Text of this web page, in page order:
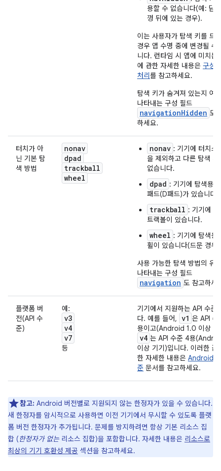
용할 수 없습니다(예: 닫
껑 뒤에 있는 경우).
이는 사용자가 탐색 키를 드
경우 앱 수명 중에 변경될 수
니다. 런타임 시 앱에 미치는
에 관한 자세한 내용은 구성
처리를 참고하세요.
탐색 키가 숨겨져 있는지 여
나타내는 구성 필드
navigationHidden 도
하세요.
터치가 아
닌 기본 탐
색 방법
nonav
dpad
trackball
wheel
nonav : 기기에 터치스
을 제외하고 다른 탐색 기
없습니다.
dpad : 기기에 탐색용
패드(D패드)가 있습니다.
trackball : 기기에
트랙볼이 있습니다.
wheel : 기기에 탐색용
휠이 있습니다(드문 경우
사용 가능한 탐색 방법의 유
나타내는 구성 필드
navigation 도 참고하세
플랫폼 버
전(API 수
준)
예:
v3
v4
v7
등
기기에서 지원하는 API 수준
다. 예를 들어, v1 은 API 수
용이고(Android 1.0 이상 기
v4 는 API 수준 4용
이상 기기)입니다. 이러한 값
한 자세한 내용은 Android
준 문서를 참고하세요.
참고: Android 버전별로 지원되지 않는 한정자가 있을 수 있습니다.
새 한정자를 암시적으로 사용하면 이전 기기에서 무시할 수 있도록 플랫
폼 버전 한정자가 추가됩니다. 문제를 방지하려면 항상 기본 리소스 집
합 (한정자가 없는리소스 집합)을 포함합니다. 자세한 내용은 리소스로
최상의 기기 호환성 제공 섹션을 참고하세요.